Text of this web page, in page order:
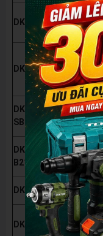
DK-B185W Gỗ
DK-B185S
Sắt hợp
kim
DK-
SB18536T
Sắt
(Premium)
DK-
B210AL
Nhôm
DK-B210S
Sắt hợp
kim
DK-B255W Gỗ